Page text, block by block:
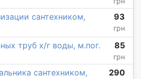
сантехником,
93
грн
труб х/г воды, м.пог. 85
грн
сантехником,
290